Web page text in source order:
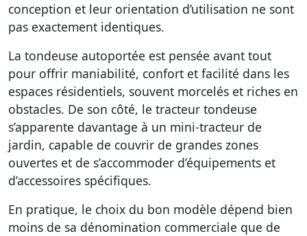
conception et leur orientation d’utilisation ne sont
pas exactement identiques.
La tondeuse autoportée est pensée avant tout
pour offrir maniabilité, confort et facilité dans les
espaces résidentiels, souvent morcelés et riches en
obstacles. De son côté, le tracteur tondeuse
s’apparente davantage à un mini-tracteur de
jardin, capable de couvrir de grandes zones
ouvertes et de s’accommoder d’équipements et
d’accessoires spécifiques.
En pratique, le choix du bon modèle dépend bien
moins de sa dénomination commerciale que de